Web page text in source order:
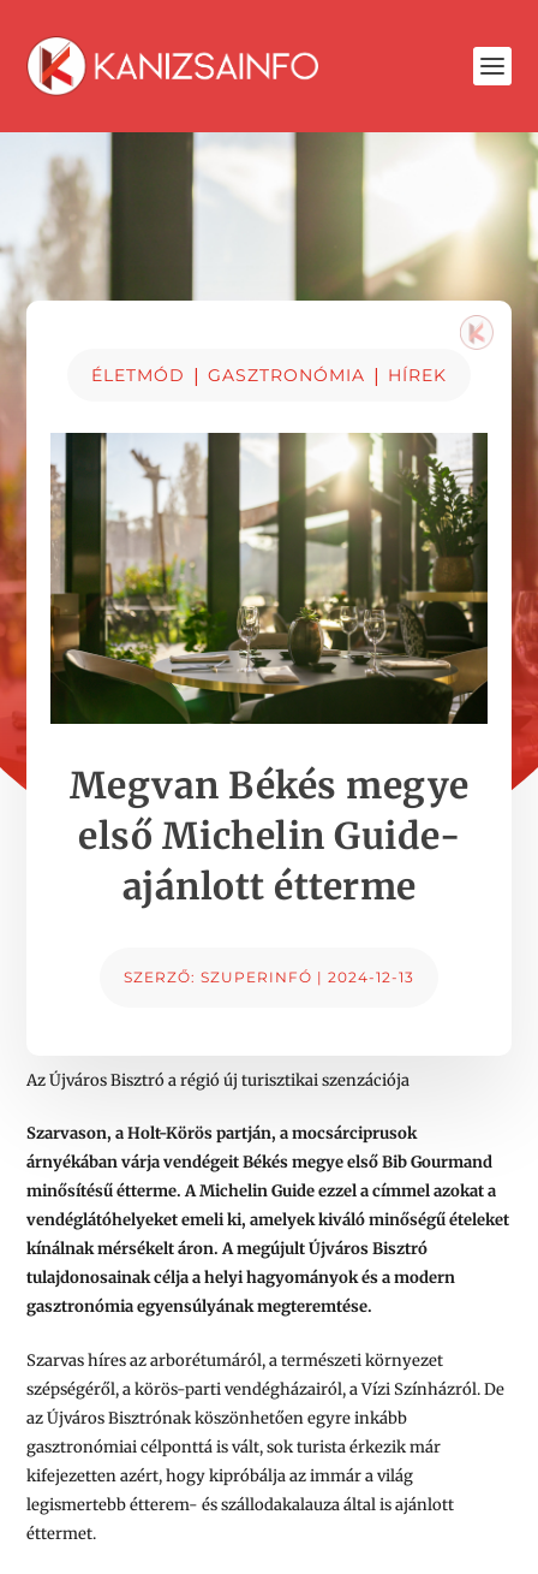
ÉLETMÓD | GASZTRONÓMIA | HÍREK
Megvan Békés megye
első Michelin Guide-
ajánlott étterme
SZERZŐ: SZUPERINFÓ | 2024-12-13
Az Újváros Bisztró a régió új turisztikai szenzációja
Szarvason, a Holt-Körös partján, a mocsárciprusok
árnyékában várja vendégeit Békés megye első Bib Gourmand
minősítésű étterme. A Michelin Guide ezzel a címmel azokat a
vendéglátóhelyeket emeli ki, amelyek kiváló minőségű ételeket
kínálnak mérsékelt áron. A megújult Újváros Bisztró
tulajdonosainak célja a helyi hagyományok és a modern
gasztronómia egyensúlyának megteremtése.
Szarvas híres az arborétumáról, a természeti környezet
szépségéről, a körös-parti vendégházairól, a Vízi Színházról. De
az Újváros Bisztrónak köszönhetően egyre inkább
gasztronómiai célponttá is vált, sok turista érkezik már
kifejezetten azért, hogy kipróbálja az immár a világ
legismertebb étterem- és szállodakalauza által is ajánlott
éttermet.